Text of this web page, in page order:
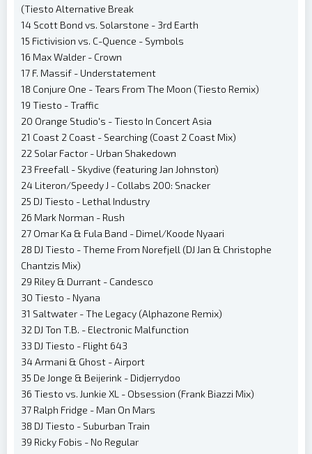
(Tiesto Alternative Break
14 Scott Bond vs. Solarstone - 3rd Earth
15 Fictivision vs. C-Quence - Symbols
16 Max Walder - Crown
17 F. Massif - Understatement
18 Conjure One - Tears From The Moon (Tiesto Remix)
19 Tiesto - Traffic
20 Orange Studio's - Tiesto In Concert Asia
21 Coast 2 Coast - Searching (Coast 2 Coast Mix)
22 Solar Factor - Urban Shakedown
23 Freefall - Skydive (featuring Jan Johnston)
24 Literon/Speedy J - Collabs 200: Snacker
25 DJ Tiesto - Lethal Industry
26 Mark Norman - Rush
27 Omar Ka & Fula Band - Dimel/Koode Nyaari
28 DJ Tiesto - Theme From Norefjell (DJ Jan & Christophe
Chantzis Mix)
29 Riley & Durrant - Candesco
30 Tiesto - Nyana
31 Saltwater - The Legacy (Alphazone Remix)
32 DJ Ton T.B. - Electronic Malfunction
33 DJ Tiesto - Flight 643
34 Armani & Ghost - Airport
35 De Jonge & Beijerink - Didjerrydoo
36 Tiesto vs. Junkie XL - Obsession (Frank Biazzi Mix)
37 Ralph Fridge - Man On Mars
38 DJ Tiesto - Suburban Train
39 Ricky Fobis - No Regular